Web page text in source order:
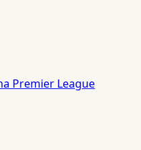
Premier League